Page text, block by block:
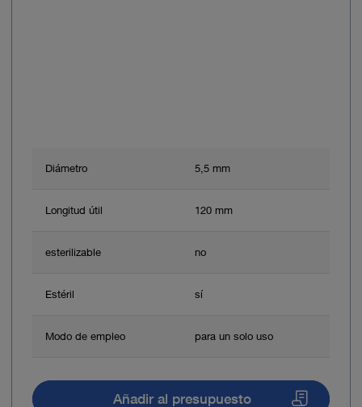
Diámetro 5,5 mm
Longitud útil 120 mm
esterilizable no
Estéril sí
Modo de empleo para un solo uso
Añadir al presupuesto